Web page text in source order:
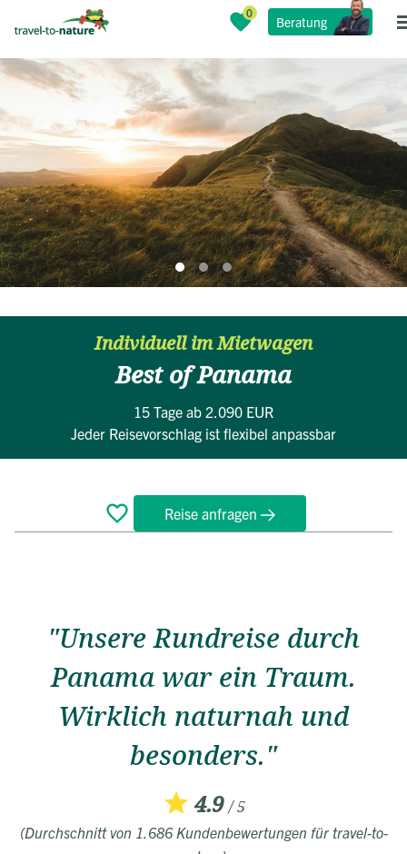
Beratung
Individuell im Mietwagen
Best of Panama
15 Tage ab 2.090 EUR
Jeder Reisevorschlag ist flexibel anpassbar
Reise anfragen
ÜberblickReiseverlaufBewertungenTermineFAQ
"Unsere Rundreise durch
Panama war ein Traum.
Wirklich naturnah und
besonders."
4.9/ 5
(Durchschnitt von 1.686 Kundenbewertungen für travel-to-